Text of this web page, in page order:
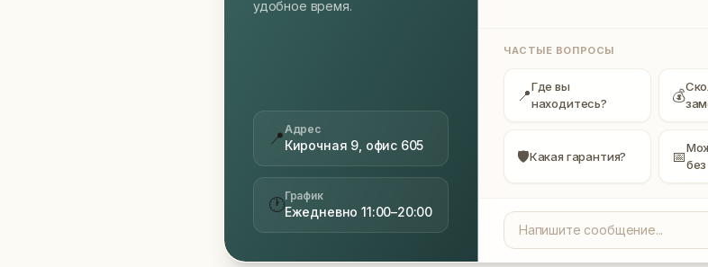
удобное время.
📍Адрес
Кирочная 9, офис 605
🕐График
Ежедневно 11:00–20:00
ЧАСТЫЕ ВОПРОСЫ
📍Где вы
находитесь?
💰
🛡Какая гарантия? 📅